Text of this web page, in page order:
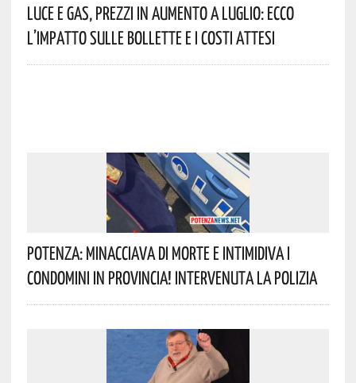
Luce E Gas, Prezzi In Aumento A Luglio: Ecco
L’impatto Sulle Bollette E I Costi Attesi
Potenza: Minacciava Di Morte E Intimidiva I
Condomini In Provincia! Intervenuta La Polizia